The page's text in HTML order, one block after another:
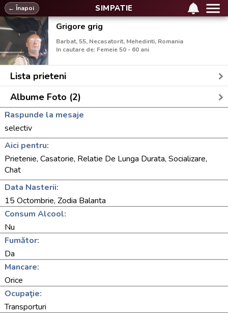
SIMPATIE
← Înapoi
Grigore grig
Barbat, 55, Necasatorit, Mehedinti, Romania
In cautare de: Femeie 50 - 60 ani
Lista prieteni
Albume Foto (2)
Raspunde la mesaje
selectiv
Aici pentru:
Prietenie, Casatorie, Relatie De Lunga Durata, Socializare,
Chat
Data Nasterii:
15 Octombrie, Zodia Balanta
Consum Alcool:
Nu
Fumător:
Da
Mancare:
Orice
Ocupaţie:
Transporturi